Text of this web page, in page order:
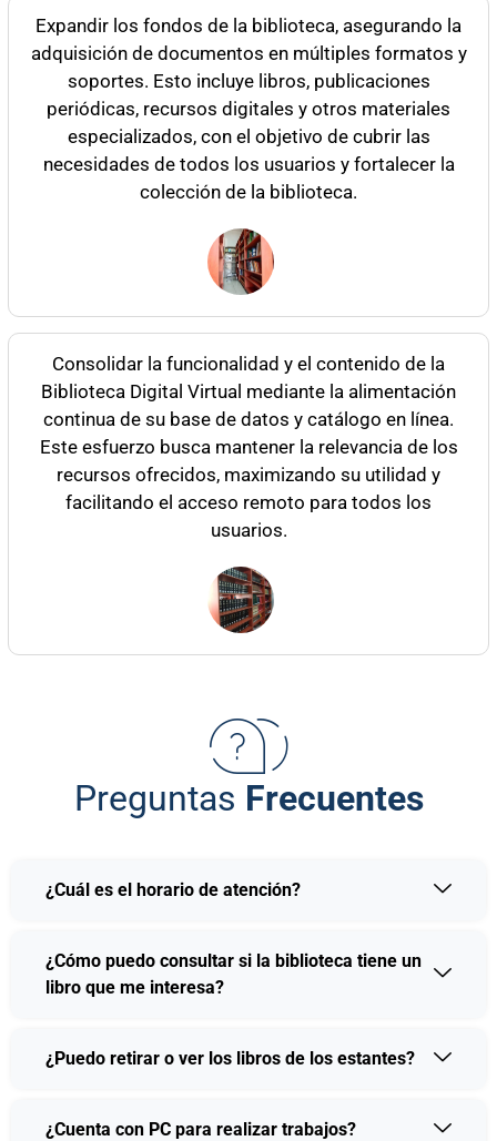
Expandir los fondos de la biblioteca, asegurando la
adquisición de documentos en múltiples formatos y
soportes. Esto incluye libros, publicaciones
periódicas, recursos digitales y otros materiales
especializados, con el objetivo de cubrir las
necesidades de todos los usuarios y fortalecer la
colección de la biblioteca.
Consolidar la funcionalidad y el contenido de la
Biblioteca Digital Virtual mediante la alimentación
continua de su base de datos y catálogo en línea.
Este esfuerzo busca mantener la relevancia de los
recursos ofrecidos, maximizando su utilidad y
facilitando el acceso remoto para todos los
usuarios.
Preguntas Frecuentes
¿Cuál es el horario de atención?
¿Cómo puedo consultar si la biblioteca tiene un
libro que me interesa?
¿Puedo retirar o ver los libros de los estantes?
¿Cuenta con PC para realizar trabajos?